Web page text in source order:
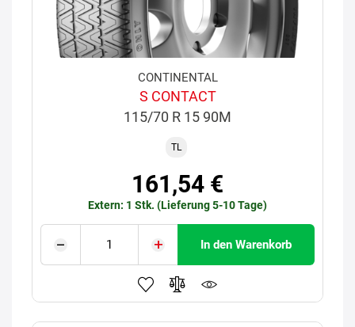
CONTINENTAL
S CONTACT
115/70 R 15 90M
TL
161,54 €
Extern: 1 Stk. (Lieferung 5-10 Tage)
In den Warenkorb